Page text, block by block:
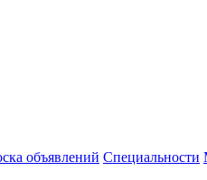
объявлений Специальности